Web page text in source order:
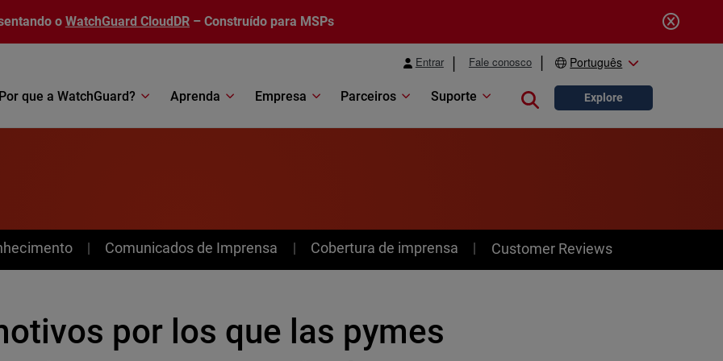
o WatchGuard CloudDR – Construído para MSPs
Entrar Fale conosco Português
Por que a WatchGuard? Aprenda Empresa Parceiros Suporte Close search
Explore
Comunicados de Imprensa Cobertura de imprensa Customer Reviews
por los que las pymes